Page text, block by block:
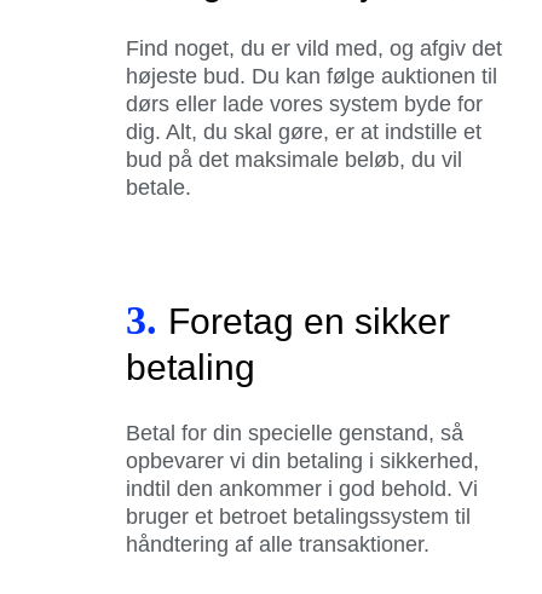
Find noget, du er vild med, og afgiv det
højeste bud. Du kan følge auktionen til
dørs eller lade vores system byde for
dig. Alt, du skal gøre, er at indstille et
bud på det maksimale beløb, du vil
betale.
3. Foretag en sikker
betaling
Betal for din specielle genstand, så
opbevarer vi din betaling i sikkerhed,
indtil den ankommer i god behold. Vi
bruger et betroet betalingssystem til
håndtering af alle transaktioner.